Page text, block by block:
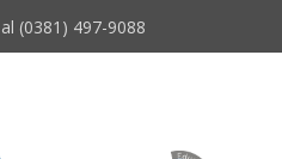
(0381) ​497-9088